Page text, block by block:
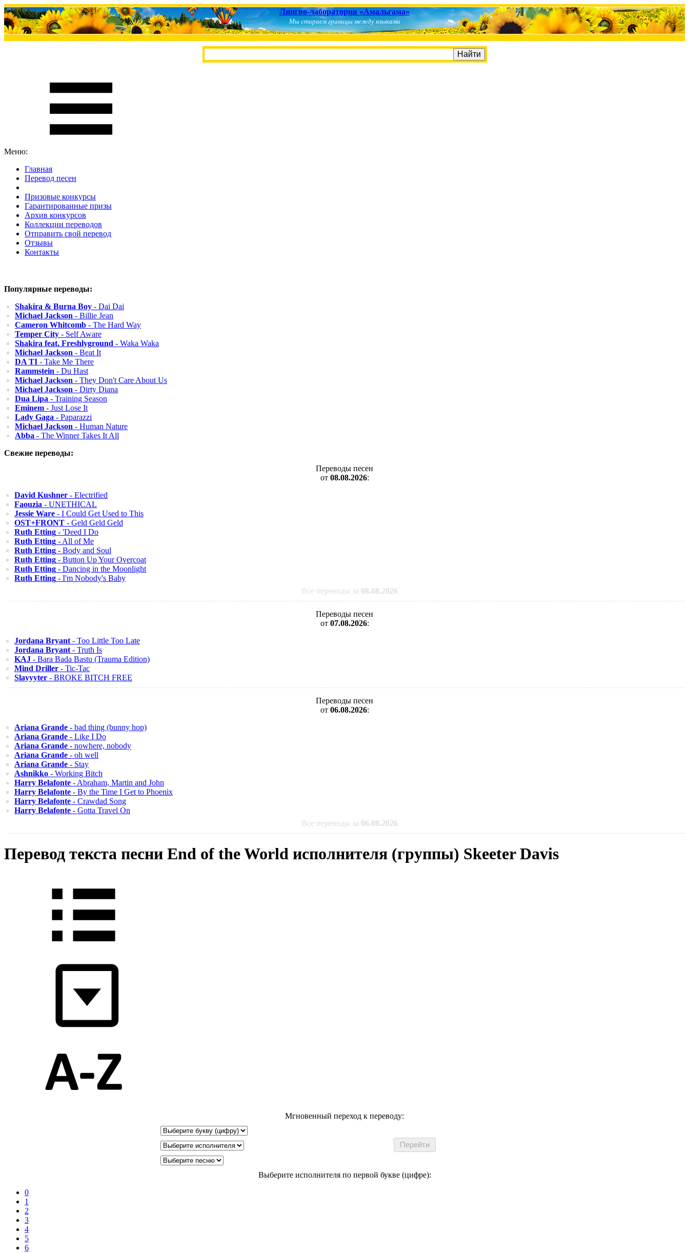
Лингво-лаборатория «Амальгама»
Мы стираем границы между языками
Меню:
Главная
Перевод песен
Призовые конкурсы
Гарантированные призы
Архив конкурсов
Коллекции переводов
Отправить свой перевод
Отзывы
Контакты
Популярные переводы:
Shakira & Burna Boy - Dai Dai
Michael Jackson - Billie Jean
Cameron Whitcomb - The Hard Way
Temper City - Self Aware
Shakira feat. Freshlyground - Waka Waka
Michael Jackson - Beat It
DA TI - Take Me There
Rammstein - Du Hast
Michael Jackson - They Don't Care About Us
Michael Jackson - Dirty Diana
Dua Lipa - Training Season
Eminem - Just Lose It
Lady Gaga - Paparazzi
Michael Jackson - Human Nature
Abba - The Winner Takes It All
Свежие переводы:
Переводы песен
от 08.08.2026:
David Kushner - Electrified
Faouzia - UNETHICAL
Jessie Ware - I Could Get Used to This
OST+FRONT - Geld Geld Geld
Ruth Etting - 'Deed I Do
Ruth Etting - All of Me
Ruth Etting - Body and Soul
Ruth Etting - Button Up Your Overcoat
Ruth Etting - Dancing in the Moonlight
Ruth Etting - I'm Nobody's Baby
Все переводы за 08.08.2026
Переводы песен
от 07.08.2026:
Jordana Bryant - Too Little Too Late
Jordana Bryant - Truth Is
KAJ - Bara Bada Bastu (Trauma Edition)
Mind Driller - Tic-Tac
Slayyyter - BROKE BITCH FREE
Переводы песен
от 06.08.2026:
Ariana Grande - bad thing (bunny hop)
Ariana Grande - Like I Do
Ariana Grande - nowhere, nobody
Ariana Grande - oh well
Ariana Grande - Stay
Ashnikko - Working Bitch
Harry Belafonte - Abraham, Martin and John
Harry Belafonte - By the Time I Get to Phoenix
Harry Belafonte - Crawdad Song
Harry Belafonte - Gotta Travel On
Все переводы за 06.08.2026
Перевод текста песни End of the World исполнителя (группы) Skeeter Davis
Мгновенный переход к переводу:
Выберите исполнителя по первой букве (цифре):
0
1
2
3
4
5
6